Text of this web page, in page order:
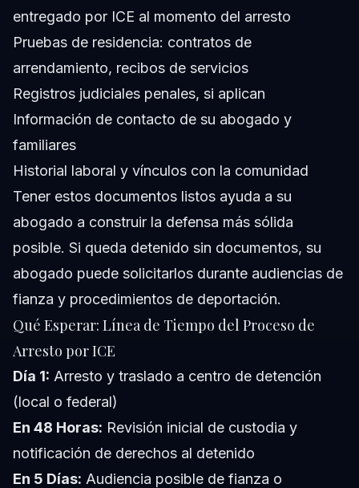
entregado por ICE al momento del arresto
Pruebas de residencia: contratos de
arrendamiento, recibos de servicios
Registros judiciales penales, si aplican
Información de contacto de su abogado y
familiares
Historial laboral y vínculos con la comunidad
Tener estos documentos listos ayuda a su
abogado a construir la defensa más sólida
posible. Si queda detenido sin documentos, su
abogado puede solicitarlos durante audiencias de
fianza y procedimientos de deportación.
Qué Esperar: Línea de Tiempo del Proceso de
Arresto por ICE
Día 1: Arresto y traslado a centro de detención
(local o federal)
En 48 Horas: Revisión inicial de custodia y
notificación de derechos al detenido
En 5 Días: Audiencia posible de fianza o